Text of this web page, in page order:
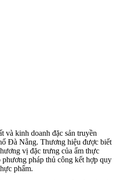
và kinh doanh đặc sản truyền
Đà Nẵng. Thương hiệu được biết
vị đặc trưng của ẩm thực
pháp thủ công kết hợp quy
phẩm.